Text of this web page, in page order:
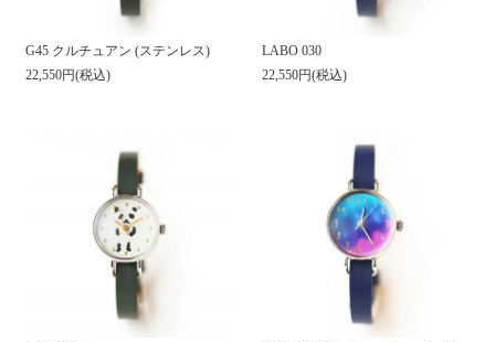
G45 クルチュアン (ステンレス)
22,550円(税込)
LABO 030
22,550円(税込)